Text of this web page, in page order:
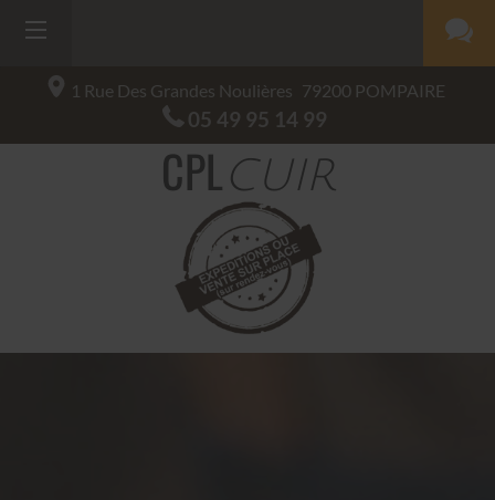
1 Rue Des Grandes Noulières 79200 POMPAIRE
05 49 95 14 99
CPLCUIR